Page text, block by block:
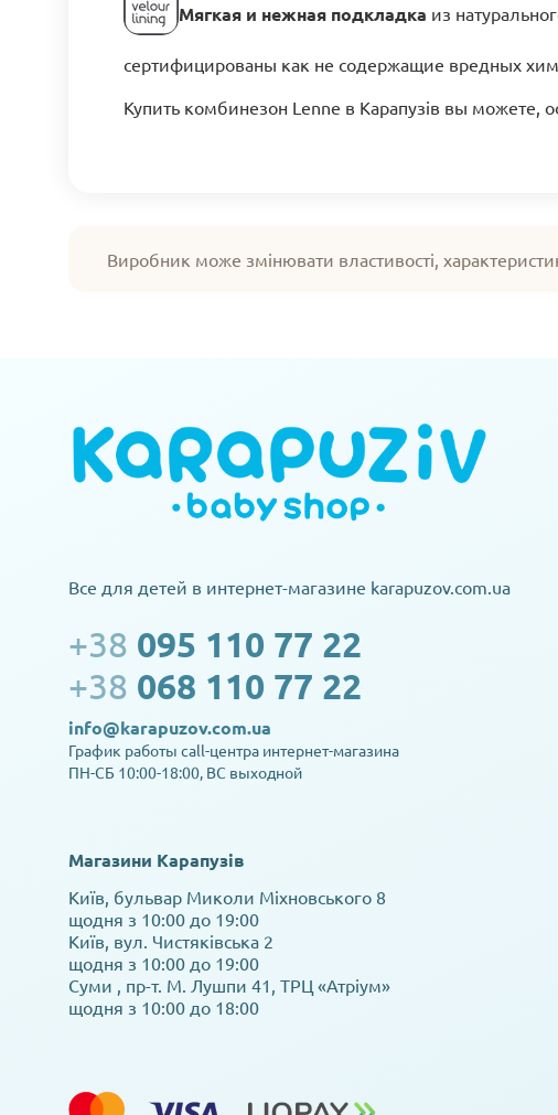
Мягкая и нежная подкладка из
сертифицированы как не содержащие вредных
Купить комбинезон Lenne в Карапузів вы можете,
Виробник може змінювати властивості,
Все для детей в интернет-магазине karapuzov.com.ua
+38 095 110 77 22
+38 068 110 77 22
info@karapuzov.com.ua
График работы call-центра интернет-магазина
ПН-СБ 10:00-18:00, ВС выходной
Магазини Карапузів
Київ, бульвар Миколи Міхновського 8
щодня з 10:00 до 19:00
Київ, вул. Чистяківська 2
щодня з 10:00 до 19:00
Суми , пр-т. М. Лушпи 41, ТРЦ «Атріум»
щодня з 10:00 до 18:00